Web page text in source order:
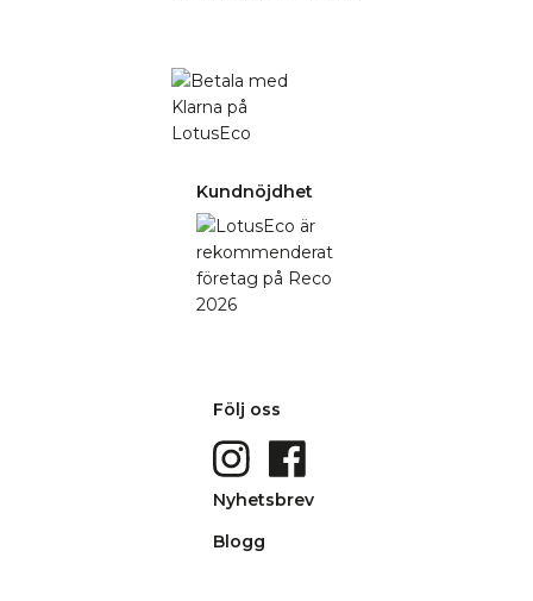
Kundnöjdhet
Följ oss
Nyhetsbrev
Blogg